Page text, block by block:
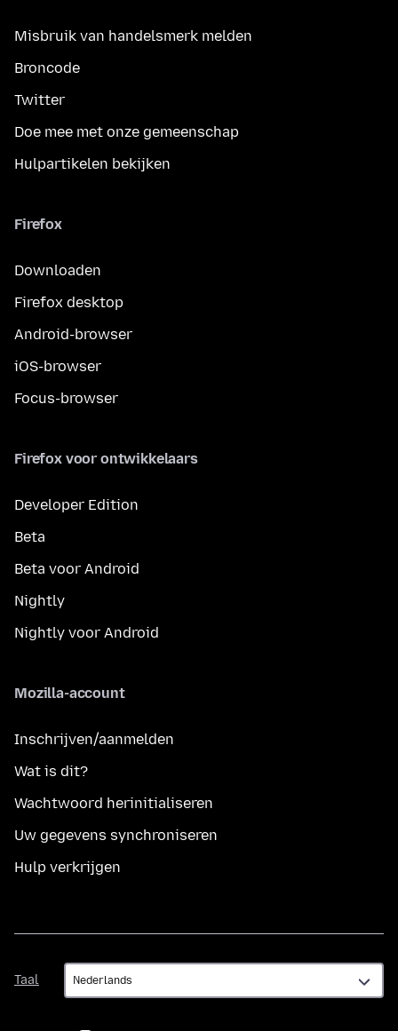
Misbruik van handelsmerk melden
Broncode
Twitter
Doe mee met onze gemeenschap
Hulpartikelen bekijken
Firefox
Downloaden
Firefox desktop
Android-browser
iOS-browser
Focus-browser
Firefox voor ontwikkelaars
Developer Edition
Beta
Beta voor Android
Nightly
Nightly voor Android
Mozilla-account
Inschrijven/aanmelden
Wat is dit?
Wachtwoord herinitialiseren
Uw gegevens synchroniseren
Hulp verkrijgen
Taal
Taal